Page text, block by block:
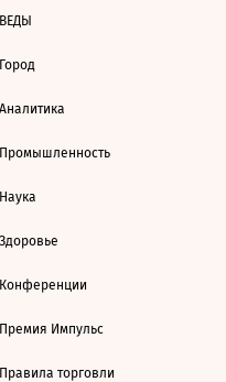
ВЕДЫ
Город
Аналитика
Промышленность
Наука
Здоровье
Конференции
Премия Импульс
Правила торговли